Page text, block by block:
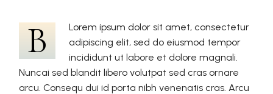
B
Lorem ipsum dolor sit amet, consectetur
adipiscing elit, sed do eiusmod tempor
incididunt ut labore et dolore magnali.
Nuncai sed blandit libero volutpat sed cras ornare
arcu. Consequ dui id porta nibh venenatis cras. Arcu